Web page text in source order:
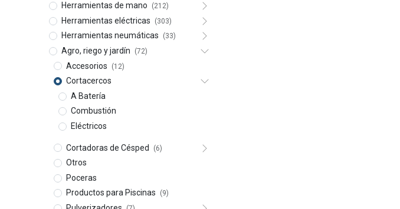
Herramientas de mano (212)
Herramientas eléctricas (303)
Herramientas neumáticas (33)
Agro, riego y jardín (72)
Accesorios (12)
Cortacercos
A Batería
Combustión
Eléctricos
Cortadoras de Césped (6)
Otros
Poceras
Productos para Piscinas
(9)